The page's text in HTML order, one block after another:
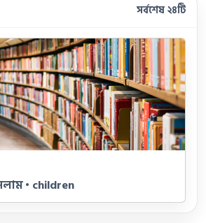
সর্বশেষ ২৪টি
• children